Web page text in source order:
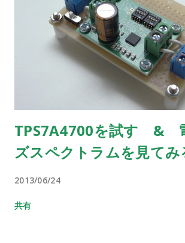
TPS7A4700を試す &
ズスペクトラムを見てみ
2013/06/24
共有